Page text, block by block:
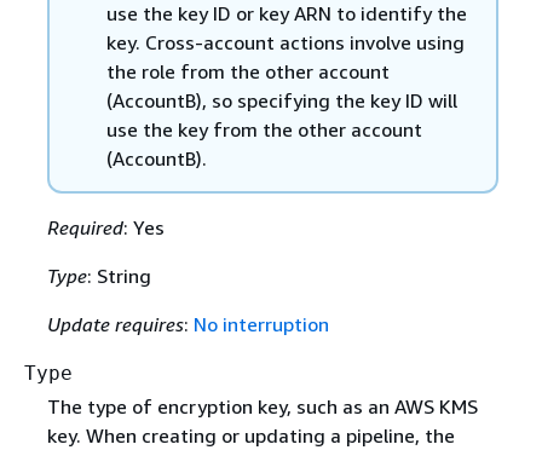
use the key ID or key ARN to identify the
key. Cross-account actions involve using
the role from the other account
(AccountB), so specifying the key ID will
use the key from the other account
(AccountB).
Required: Yes
Type: String
Update requires: No interruption
Type
The type of encryption key, such as an AWS KMS
key. When creating or updating a pipeline, the